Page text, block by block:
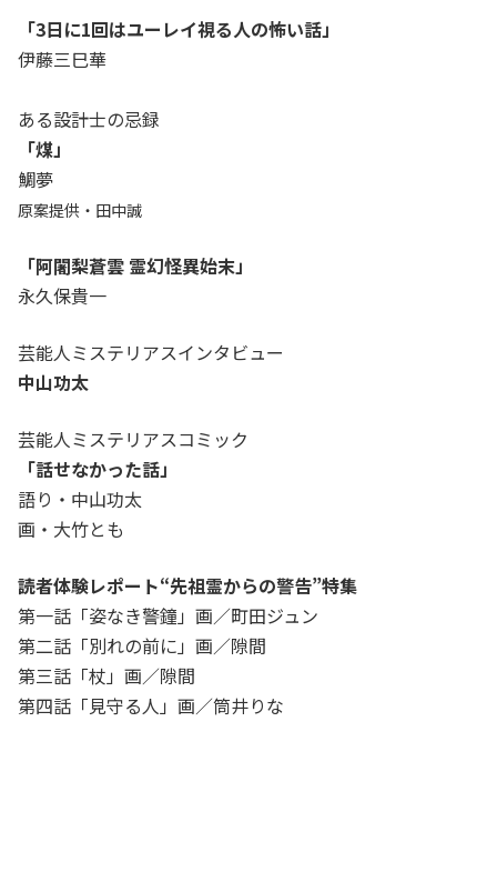
「3日に1回はユーレイ視る人の怖い話」
伊藤三巳華
ある設計士の忌録
「煤」
鯛夢
原案提供・田中誠
「阿闍梨蒼雲 霊幻怪異始末」
永久保貴一
芸能人ミステリアスインタビュー
中山功太
芸能人ミステリアスコミック
「話せなかった話」
語り・中山功太
画・大竹とも
読者体験レポート“先祖霊からの警告”特集
第一話「姿なき警鐘」画／町田ジュン
第二話「別れの前に」画／隙間
第三話「杖」画／隙間
第四話「見守る人」画／筒井りな